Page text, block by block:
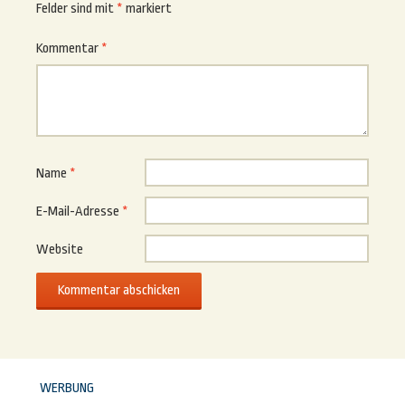
Felder sind mit * markiert
Kommentar *
Name *
E-Mail-Adresse *
Website
WERBUNG